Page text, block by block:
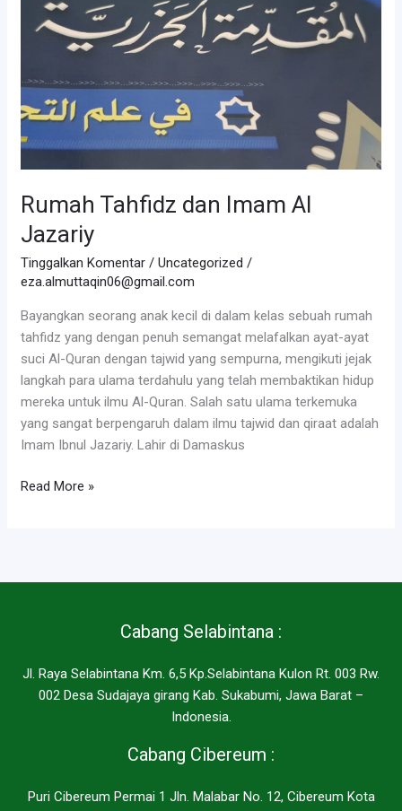
Rumah Tahfidz dan Imam Al
Jazariy
Tinggalkan Komentar /Uncategorized /
eza.almuttaqin06@gmail.com
Bayangkan seorang anak kecil di dalam kelas sebuah rumah
tahfidz yang dengan penuh semangat melafalkan ayat-ayat
suci Al-Quran dengan tajwid yang sempurna, mengikuti jejak
langkah para ulama terdahulu yang telah membaktikan hidup
mereka untuk ilmu Al-Quran. Salah satu ulama terkemuka
yang sangat berpengaruh dalam ilmu tajwid dan qiraat adalah
Imam Ibnul Jazariy. Lahir di Damaskus
Rumah
Read More »
Cabang Selabintana :
Jl. Raya Selabintana Km. 6,5 Kp.Selabintana Kulon Rt. 003 Rw.
002 Desa Sudajaya girang Kab. Sukabumi, Jawa Barat –
Indonesia.
Cabang Cibereum :
Puri Cibereum Permai 1 Jln. Malabar No. 12, Cibereum Kota